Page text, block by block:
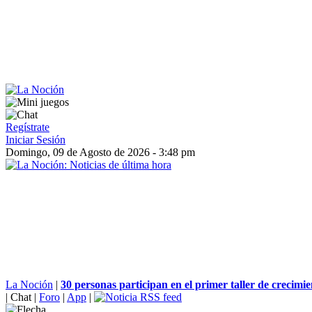
Regístrate
Iniciar Sesión
Domingo, 09 de Agosto de 2026 - 3:48 pm
La Noción | 30 personas participan en el primer taller de
| Chat | Foro | App |